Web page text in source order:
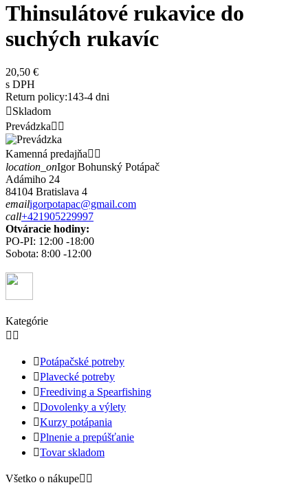
Thinsulátové rukavice do
suchých rukavíc
20,50 €
s DPH
Return policy:143-4 dni
Skladom
Prevádzka 
Kamenná predajňa 
location_onIgor Bohunský Potápač
Adámiho 24
84104 Bratislava 4
emailigorpotapac@gmail.com
call+421905229997
Otváracie hodiny:
PO-PI: 12:00 -18:00
Sobota: 8:00 -12:00
Kategórie
 
Potápačské potreby
Plavecké potreby
Freediving a Spearfishing
Dovolenky a výlety
Kurzy potápania
Plnenie a prepúšťanie
Tovar skladom
Všetko o nákupe 